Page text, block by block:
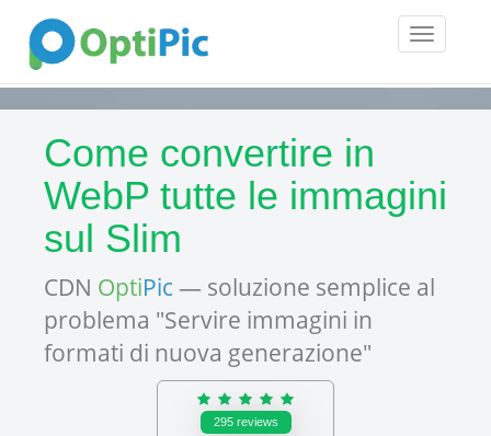
Toggle
Come convertire in
WebP tutte le immagini
sul Slim
CDN OptiPic — soluzione semplice al
problema "Servire immagini in
formati di nuova generazione"
295 reviews